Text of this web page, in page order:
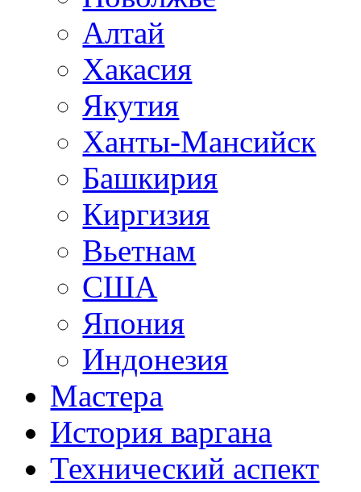
Алтай
Хакасия
Якутия
Ханты-Мансийск
Башкирия
Киргизия
Вьетнам
США
Япония
Индонезия
Мастера
История варгана
Технический аспект